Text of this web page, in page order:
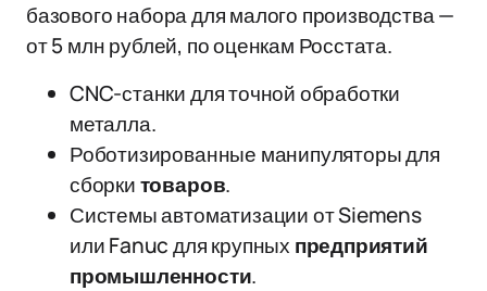
базового набора для малого производства —
от 5 млн рублей, по оценкам Росстата.
CNC-станки для точной обработки
металла.
Роботизированные манипуляторы для
сборкитоваров.
Системы автоматизации от Siemens
или Fanuc для крупных предприятий
промышленности.